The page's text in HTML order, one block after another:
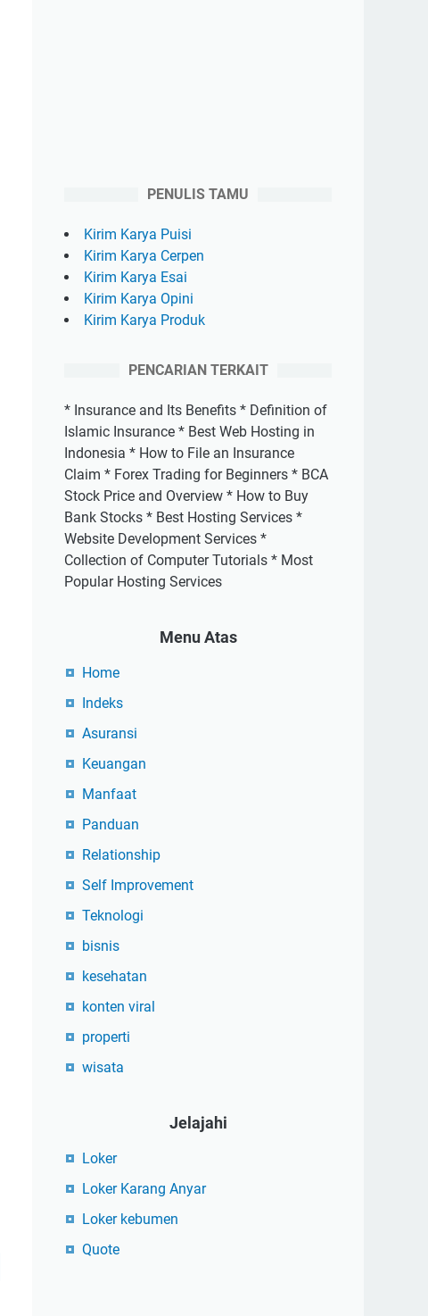
PENULIS TAMU
Kirim Karya Puisi
Kirim Karya Cerpen
Kirim Karya Esai
Kirim Karya Opini
Kirim Karya Produk
PENCARIAN TERKAIT
* Insurance and Its Benefits * Definition of
Islamic Insurance * Best Web Hosting in
Indonesia * How to File an Insurance
Claim * Forex Trading for Beginners * BCA
Stock Price and Overview * How to Buy
Bank Stocks * Best Hosting Services *
Website Development Services *
Collection of Computer Tutorials * Most
Popular Hosting Services
Menu Atas
Home
Indeks
Asuransi
Keuangan
Manfaat
Panduan
Relationship
Self Improvement
Teknologi
bisnis
kesehatan
konten viral
properti
wisata
Jelajahi
Loker
Loker Karang Anyar
Loker kebumen
Quote